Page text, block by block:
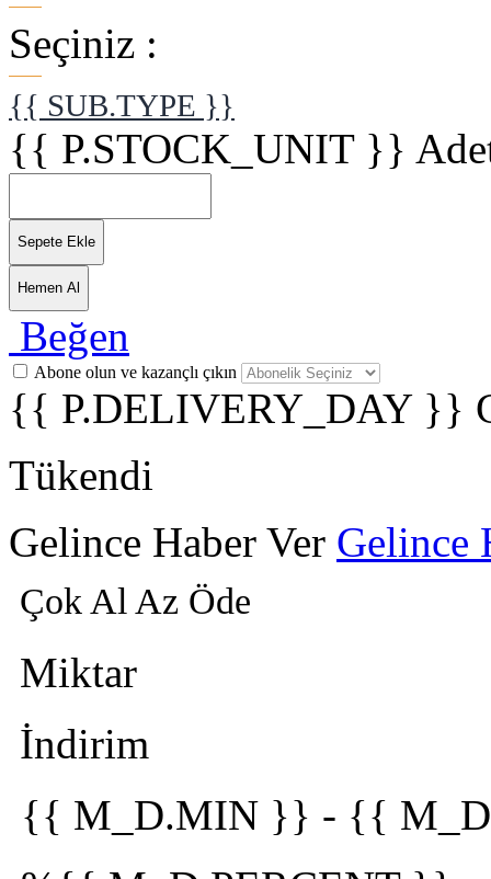
Seçiniz :
{{ SUB.TYPE }}
{{ P.STOCK_UNIT }}
Sepete Ekle
Hemen Al
Beğen
Abone olun ve kazançlı çıkın
{{ P.DELIVERY_DAY }}
Tükendi
Gelince Haber Ver Gelince
Çok Al Az Öde
Miktar
İndirim
{{ M_D.MIN }} - {{